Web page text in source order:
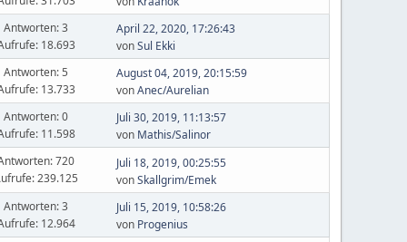
Antworten: 3
18.693
April 22, 2020, 17:26:43
vonSul Ekki
Antworten: 5
13.733
August 04, 2019, 20:15:59
vonAnec/Aurelian
Antworten: 0
11.598
Juli 30, 2019, 11:13:57
von Mathis/Salinor
720
239.125
Juli 18, 2019, 00:25:55
vonSkallgrim/Emek
Antworten: 3
12.964
Juli 15, 2019, 10:58:26
von Progenius